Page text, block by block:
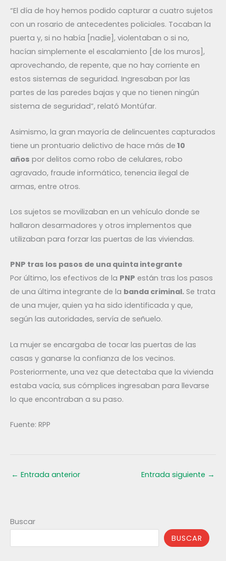
“El día de hoy hemos podido capturar a cuatro sujetos
con un rosario de antecedentes policiales. Tocaban la
puerta y, si no había [nadie], violentaban o si no,
hacían simplemente el escalamiento [de los muros],
aprovechando, de repente, que no hay corriente en
estos sistemas de seguridad. Ingresaban por las
partes de las paredes bajas y que no tienen ningún
sistema de seguridad”, relató Montúfar.
Asimismo, la gran mayoría de delincuentes capturados
tiene un prontuario delictivo de hace más de 10
años por delitos como robo de celulares, robo
agravado, fraude informático, tenencia ilegal de
armas, entre otros.
Los sujetos se movilizaban en un vehículo donde se
hallaron desarmadores y otros implementos que
utilizaban para forzar las puertas de las viviendas.
PNP tras los pasos de una quinta integrante
Por último, los efectivos de la PNP están tras los pasos
de una última integrante de la banda criminal. Se trata
de una mujer, quien ya ha sido identificada y que,
según las autoridades, servía de señuelo.
La mujer se encargaba de tocar las puertas de las
casas y ganarse la confianza de los vecinos.
Posteriormente, una vez que detectaba que la vivienda
estaba vacía, sus cómplices ingresaban para llevarse
lo que encontraban a su paso.
Fuente: RPP
← Entrada anterior Entrada siguiente →
Buscar
BUSCAR